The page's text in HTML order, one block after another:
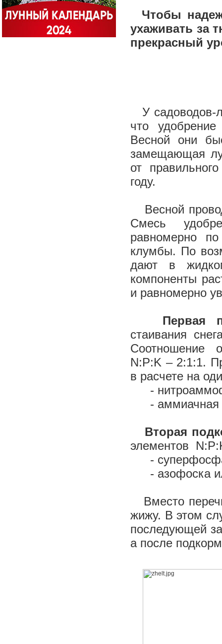
Чтобы
ухаживать за
прекрасный
У садоводов-
что
Весной они
замещающая
от
году.
Весной
Смесь
равномерно
клумбы. По
дают в
компоненты
и равномерно
Первая
стаивания
Соотношение
N:P:K – 2:1:1.
в расчете на
-
- аммиачная
Вторая
элементов
-
- азофоска
Вместо
жижу. В этом
последующей
а после